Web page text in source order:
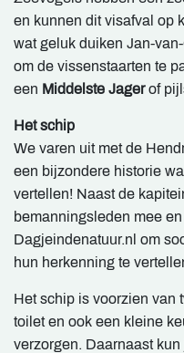
en kunnen dit visafval op
wat geluk duiken Jan-
om de vissenstaarten te
een Middelste Jagerof
Het schip
We varen uit met de
een bijzondere historie
vertellen! Naast de
bemanningsleden mee
Dagjeindenatuur.nl om
hun herkenning te
Het schip is voorzien van
toilet en ook een kleine
verzorgen. Daarnaast